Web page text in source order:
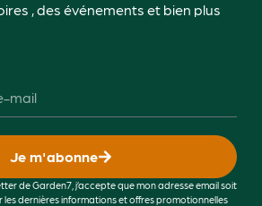
, des événements et bien plus
Je m'abonne
de Garden7, j’accepte que mon adresse email soit
dernières informations et offres promotionnelles